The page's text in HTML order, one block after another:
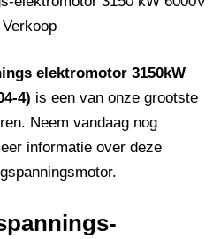
elektromotor 3150kW
4) is een van onze grootste
Neem vandaag nog
informatie over deze